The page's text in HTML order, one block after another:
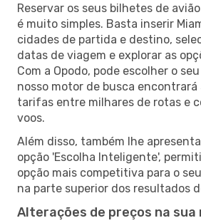
Reservar os seus bilhetes de
é muito simples. Basta inserir
cidades de partida e destino,
datas de viagem e explorar as
Com a Opodo, pode escolher o
nosso motor de busca encontrará
tarifas entre milhares de rotas e
voos.
Além disso, também lhe
opção 'Escolha Inteligente',
opção mais competitiva para o
na parte superior dos resultados
Alterações de preços na sua